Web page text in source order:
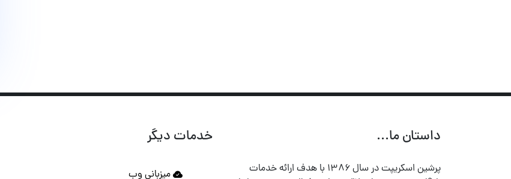
داستان ما...
پرشین اسکریپت در سال ۱۳۸۶ با هدف ارائه خدمات
خدمات دیگر
میزبانی وب